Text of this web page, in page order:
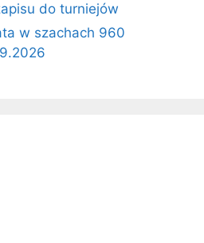
do turniejów
w szachach 960